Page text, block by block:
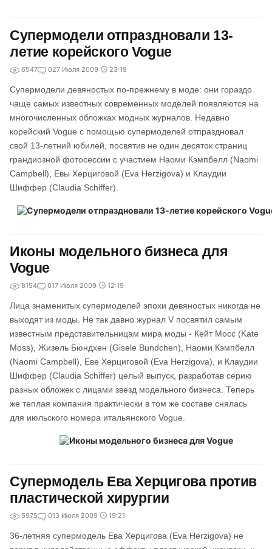
Супермодели отпраздновали 13-
летие корейского Vogue
6547 027 Июля 2009 23:19
Супермодели девяностых по-прежнему в моде: они гораздо
чаще самых известных современных моделей появляются на
многочисленных обложках модных журналов. Недавно
корейский Vogue с помощью супермоделей отпраздновал
свой 13-летний юбилей, посвятив не один десяток страниц
грандиозной фотосессии с участием Наоми Кэмпбелл (Naomi
Campbell), Евы Херциговой (Eva Herzigova) и Клаудии
Шиффер (Claudia Schiffer).
Иконы модельного бизнеса для
Vogue
8154 017 Июля 2009 12:19
Лица знаменитых супермоделей эпохи девяностых никогда не
выходят из моды. Не так давно журнал V посвятил самым
известным представительницам мира моды - Кейт Мосс (Kate
Moss), Жизель Бюндхен (Gisele Bundchen), Наоми Кэмпбелл
(Naomi Campbell), Еве Херциговой (Eva Herzigova), и Клаудии
Шиффер (Claudia Schiffer) целый выпуск, разработав серию
разных обложек с лицами звезд модельного бизнеса. Теперь
же теплая компания практически в том же составе снялась
для июльского номера итальянского Vogue.
Супермодель Ева Херцигова против
пластической хирургии
5975 013 Июля 2009 19:21
36-летняя супермодель Ева Херцигова (Eva Herzigova) не